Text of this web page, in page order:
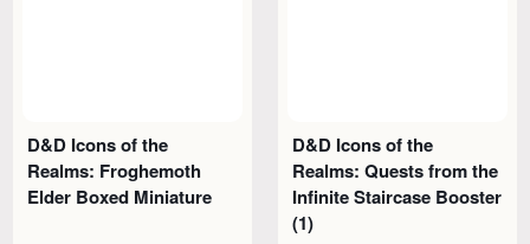
D&D Icons of the
Realms: Froghemoth
Elder Boxed Miniature
D&D Icons of the
Realms: Quests from the
Infinite Staircase Booster
(1)